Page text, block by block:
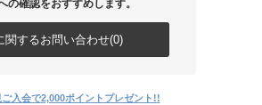
の確認をおすすめします。
関するお問い合わせ(0)
ご入会で2,000ポイントプレゼント!!